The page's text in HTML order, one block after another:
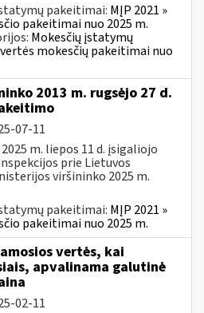
pakeitimai: MĮP 2021 »
pakeitimai nuo 2025 m.
Mokesčių įstatymų
mokesčių pakeitimai nuo
2013 m. rugsėjo 27 d.
07-11
m. liepos 11 d. įsigaliojo
prie Lietuvos
viršininko 2025 m.
pakeitimai: MĮP 2021 »
pakeitimai nuo 2025 m.
vertės, kai
apvalinama galutinė
02-11